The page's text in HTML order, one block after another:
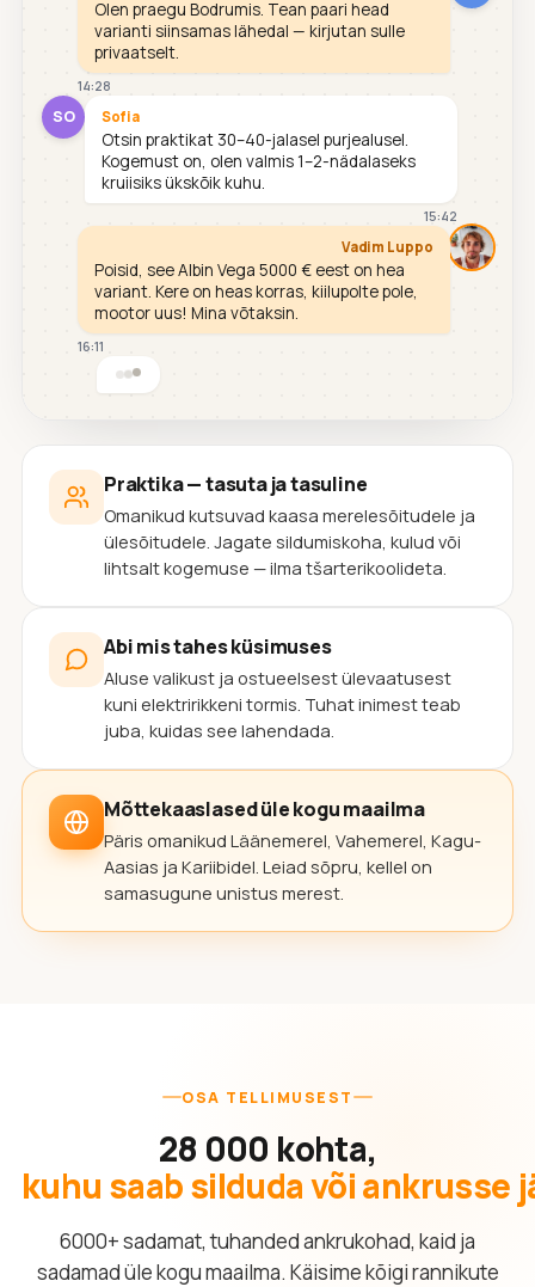
Olen praegu Bodrumis. Tean paari head
varianti siinsamas lähedal — kirjutan sulle
privaatselt.
14:28
SO Sofia
Otsin praktikat 30–40-jalasel purjealusel.
Kogemust on, olen valmis 1–2-nädalaseks
kruiisiks ükskõik kuhu.
15:42
Vadim Luppo
Poisid, see Albin Vega 5000 € eest on hea
variant. Kere on heas korras, kiilupolte pole,
mootor uus! Mina võtaksin.
16:11
Praktika — tasuta ja tasuline
Omanikud kutsuvad kaasa merelesõitudele ja
ülesõitudele. Jagate sildumiskoha, kulud või
lihtsalt kogemuse — ilma tšarterikoolideta.
Abi mis tahes küsimuses
Aluse valikust ja ostueelsest ülevaatusest
kuni elektririkkeni tormis. Tuhat inimest teab
juba, kuidas see lahendada.
Mõttekaaslased üle kogu maailma
Päris omanikud Läänemerel, Vahemerel, Kagu-
Aasias ja Kariibidel. Leiad sõpru, kellel on
samasugune unistus merest.
OSA TELLIMUSEST
28 000 kohta,
kuhu saab silduda või ankrusse
6000+ sadamat, tuhanded ankrukohad, kaid ja
sadamad üle kogu maailma. Käisime kõigi rannikute